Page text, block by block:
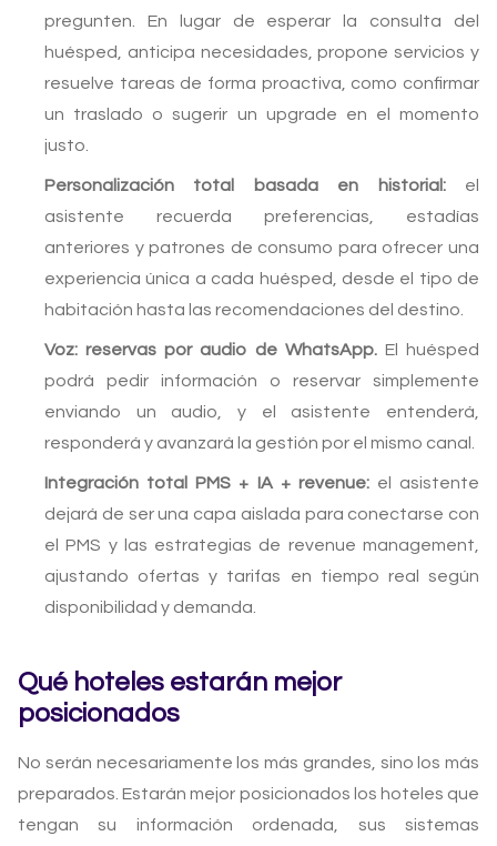
pregunten. En lugar de esperar la consulta del
huésped, anticipa necesidades, propone servicios y
resuelve tareas de forma proactiva, como confirmar
un traslado o sugerir un upgrade en el momento
justo.
Personalización total basada en historial:el
asistente recuerda preferencias, estadías
anteriores y patrones de consumo para ofrecer una
experiencia única a cada huésped, desde el tipo de
habitación hasta las recomendaciones del destino.
Voz: reservas por audio de WhatsApp.El huésped
podrá pedir información o reservar simplemente
enviando un audio, y el asistente entenderá,
responderá y avanzará la gestión por el mismo canal.
Integración total PMS + IA + revenue:el asistente
dejará de ser una capa aislada para conectarse con
el PMS y las estrategias de revenue management,
ajustando ofertas y tarifas en tiempo real según
disponibilidad y demanda.
Qué hoteles estarán mejor
posicionados
No serán necesariamente los más grandes, sino los más
preparados. Estarán mejor posicionados los hoteles que
tengan su información ordenada, sus sistemas